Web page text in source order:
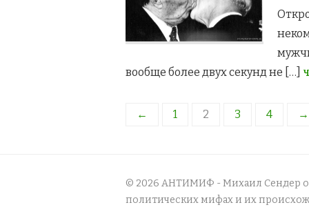
вообще более двух секунд не […]
Навигация
← 1 2 3 4 →
© 2026 АНТИМИФ - Михаил Сендер
политических мифах и их